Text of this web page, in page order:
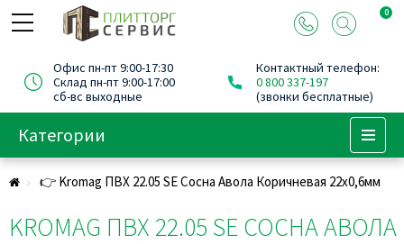
0
Офис пн-пт 9:00-17:30
Склад пн-пт 9:00-17:00
сб-вс выходные
Контактный телефон:
0 800 337-197
(звонки бесплатные)
Категории
👉 Kromag ПВХ 22.05 SЕ Сосна Авола Коричневая 22х0,6мм
KROMAG ПВХ 22.05 SЕ СОСНА АВОЛА